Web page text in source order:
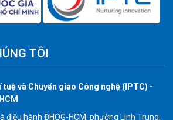
TÔI
và Chuyển giao Công nghệ (IPTC) -
điều hành ĐHQG-HCM, phường Linh Trung,